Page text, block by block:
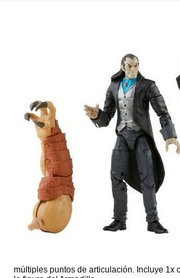
múltiples puntos de articulación. Incluye 1x